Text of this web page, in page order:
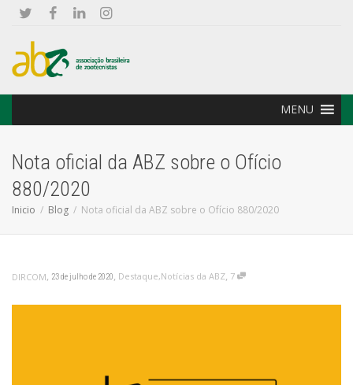
MENU
Nota oficial da ABZ sobre o Ofício
880/2020
Inicio Blog Nota oficial da ABZ sobre o Ofício 880/2020
DIRCOM, 23 de julho de 2020, Destaque,Notícias da ABZ, 7